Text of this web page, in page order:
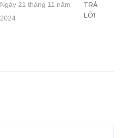
Ngày 21 tháng 11 năm
2024
TRẢ
LỜI